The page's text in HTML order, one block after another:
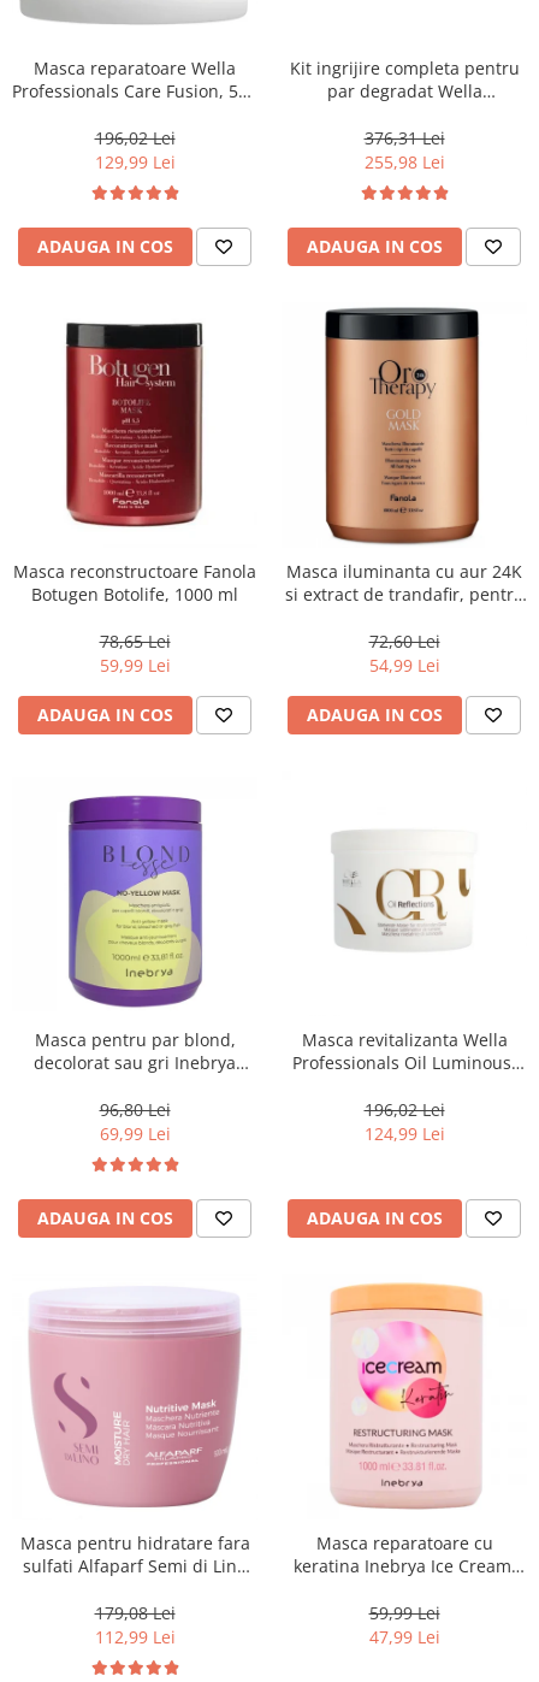
Masca reparatoare Wella
Professionals Care Fusion, 500
196,02 Lei
129,99 Lei
ADAUGA IN COS
Kit ingrijire completa pentru
par degradat Wella
Salon Size
376,31 Lei
255,98 Lei
ADAUGA IN COS
Masca reconstructoare Fanola
Botugen Botolife, 1000 ml
78,65 Lei
59,99 Lei
ADAUGA IN COS
Masca iluminanta cu aur 24K
si extract de trandafir, pentru
Oro Therapy, 1000 ml
72,60 Lei
54,99 Lei
ADAUGA IN COS
Masca pentru par blond,
decolorat sau gri Inebrya
96,80 Lei
69,99 Lei
ADAUGA IN COS
Masca revitalizanta Wella
Professionals Oil Luminous,
196,02 Lei
124,99 Lei
ADAUGA IN COS
Masca pentru hidratare fara
sulfati Alfaparf Semi di Lino
ml
179,08 Lei
112,99 Lei
Masca reparatoare cu
keratina Inebrya Ice Cream,
59,99 Lei
47,99 Lei